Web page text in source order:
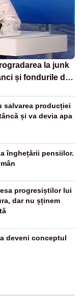
la junk
și fondurile de
salvarea producției
și va devia apa
înghețării pensiilor.
progresiștilor lui
dar nu șținem
deveni conceptul